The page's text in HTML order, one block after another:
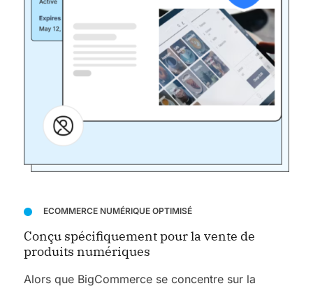
ECOMMERCE NUMÉRIQUE OPTIMISÉ
Conçu spécifiquement pour la vente de
produits numériques
Alors que BigCommerce se concentre sur la